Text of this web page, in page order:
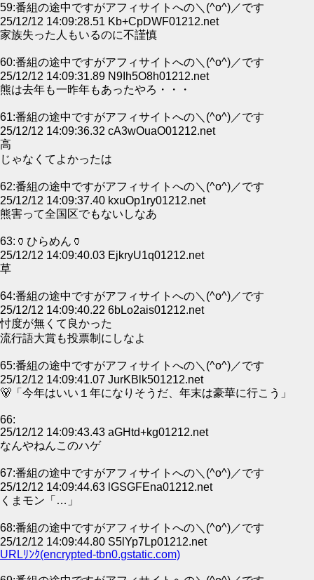
59:番組の途中ですがアフィサイトへの＼(^o^)／です
25/12/12 14:09:28.51 Kb+CpDWF01212.net
家族失った人もいるのに不謹慎
60:番組の途中ですがアフィサイトへの＼(^o^)／です
25/12/12 14:09:31.89 N9Ih5O8h01212.net
熊は去年も一昨年もあったやろ・・・
61:番組の途中ですがアフィサイトへの＼(^o^)／です
25/12/12 14:09:36.32 cA3wOuaO01212.net
高
じゃなくてよかったは
62:番組の途中ですがアフィサイトへの＼(^o^)／です
25/12/12 14:09:37.40 kxuOp1ry01212.net
熊害って全国区でもないしなあ
63:🏺ひらめん🏺
25/12/12 14:09:40.03 EjkryU1q01212.net
草
64:番組の途中ですがアフィサイトへの＼(^o^)／です
25/12/12 14:09:40.22 6bLo2ais01212.net
忖度が無くて良かった
流行語大賞も投票制にしなよ
65:番組の途中ですがアフィサイトへの＼(^o^)／です
25/12/12 14:09:41.07 JurKBlk501212.net
🐻「今年はいい１年になりそうだ、年末は豪華に行こう」
66:
25/12/12 14:09:43.43 aGHtd+kg01212.net
なんやねんこのハゲ
67:番組の途中ですがアフィサイトへの＼(^o^)／です
25/12/12 14:09:44.63 lGSGFEna01212.net
くまモン「…」
68:番組の途中ですがアフィサイトへの＼(^o^)／です
25/12/12 14:09:44.80 S5lYp7Lp01212.net
URLﾘﾝｸ(encrypted-tbn0.gstatic.com)